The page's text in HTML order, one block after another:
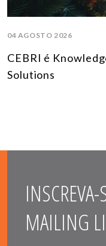
04 AGOSTO 2026
CEBRI é
Solutions
MAILING